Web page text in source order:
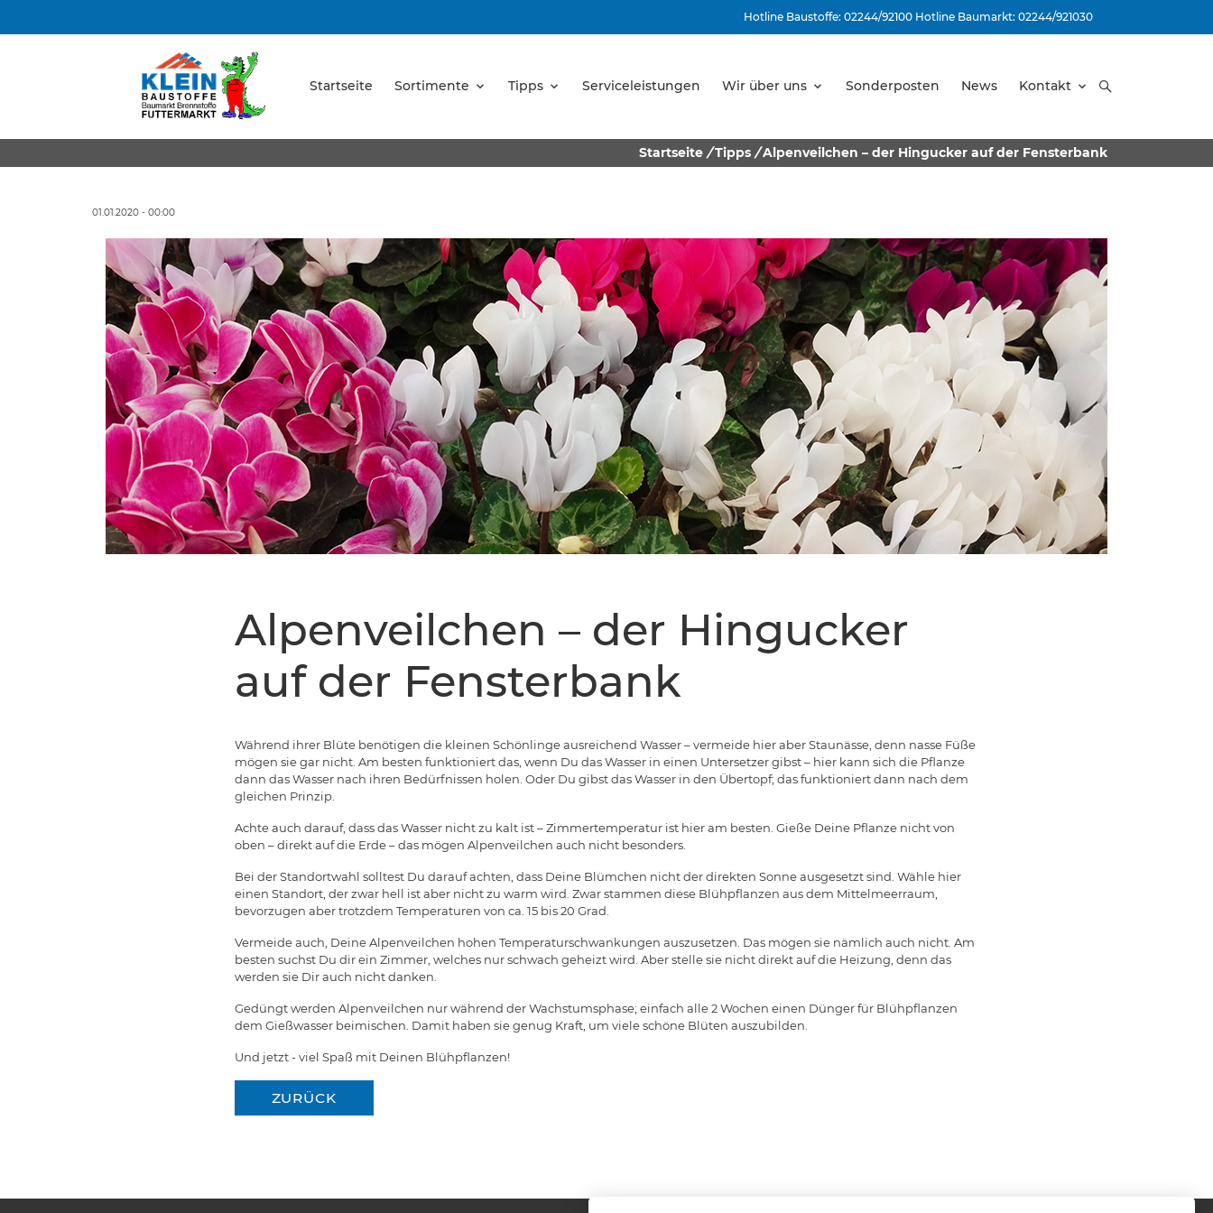
Hotline Baustoffe: 02244/92100 Hotline Baumarkt: 02244/921030
Startseite Sortimente Tipps Serviceleistungen Wir über uns Sonderposten News Kontakt
Startseite / Tipps / Alpenveilchen – der Hingucker auf der Fensterbank
01.01.2020 - 00:00
Alpenveilchen – der Hingucker
auf der Fensterbank
Während ihrer Blüte benötigen die kleinen Schönlinge ausreichend Wasser – vermeide hier aber Staunässe, denn nasse Füße
mögen sie gar nicht. Am besten funktioniert das, wenn Du das Wasser in einen Untersetzer gibst – hier kann sich die Pflanze
dann das Wasser nach ihren Bedürfnissen holen. Oder Du gibst das Wasser in den Übertopf; das funktioniert dann nach dem
gleichen Prinzip.
Achte auch darauf, dass das Wasser nicht zu kalt ist – Zimmertemperatur ist hier am besten. Gieße Deine Pflanze nicht von
oben – direkt auf die Erde – das mögen Alpenveilchen auch nicht besonders.
Bei der Standortwahl solltest Du darauf achten, dass Deine Blümchen nicht der direkten Sonne ausgesetzt sind. Wähle hier
einen Standort, der zwar hell ist aber nicht zu warm wird. Zwar stammen diese Blühpflanzen aus dem Mittelmeerraum,
bevorzugen aber trotzdem Temperaturen von ca. 15 bis 20 Grad.
Vermeide auch, Deine Alpenveilchen hohen Temperaturschwankungen auszusetzen. Das mögen sie nämlich auch nicht. Am
besten suchst Du dir ein Zimmer, welches nur schwach geheizt wird. Aber stelle sie nicht direkt auf die Heizung, denn das
werden sie Dir auch nicht danken.
Gedüngt werden Alpenveilchen nur während der Wachstumsphase; einfach alle 2 Wochen einen Dünger für Blühpflanzen
dem Gießwasser beimischen. Damit haben sie genug Kraft, um viele schöne Blüten auszubilden.
Und jetzt - viel Spaß mit Deinen Blühpflanzen!
ZURÜCK